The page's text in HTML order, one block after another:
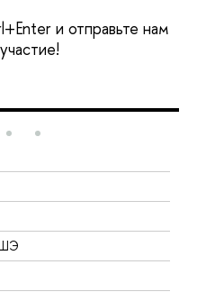
и отправьте нам